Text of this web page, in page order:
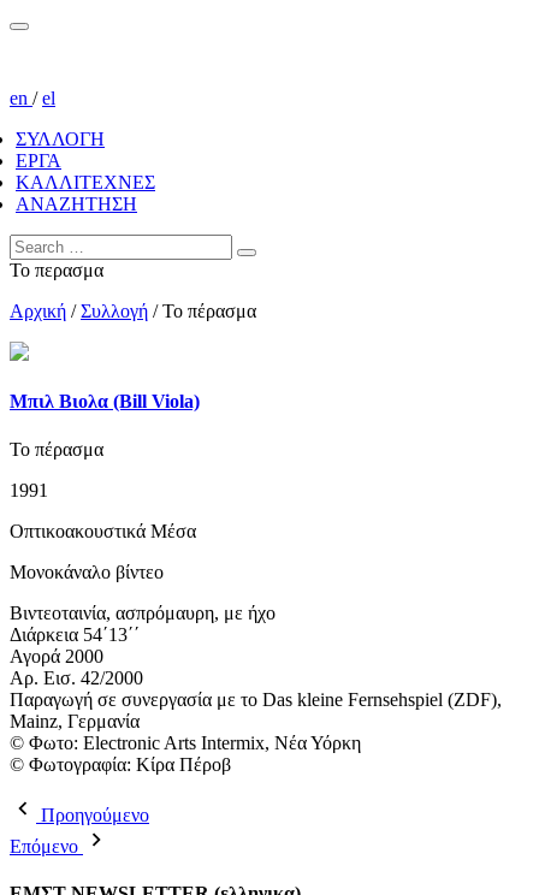
en /el
ΣΥΛΛΟΓΗ
ΕΡΓΑ
ΚΑΛΛΙΤΕΧΝΕΣ
ΑΝΑΖΗΤΗΣΗ
Το περασμα
Αρχική /Συλλογή /Το πέρασμα
Μπιλ Βιολα (Bill Viola)
Το πέρασμα
1991
Οπτικοακουστικά Μέσα
Μονοκάναλο βίντεο
Βιντεοταινία, ασπρόμαυρη, με ήχο
Διάρκεια 54΄13΄΄
Αγορά 2000
Αρ. Εισ. 42/2000
Παραγωγή σε συνεργασία με το Das kleine Fernsehspiel (ZDF),
Mainz, Γερμανία
© Φωτο: Electronic Arts Intermix, Νέα Υόρκη
© Φωτογραφία: Κίρα Πέροβ
Προηγούμενο
Επόμενο